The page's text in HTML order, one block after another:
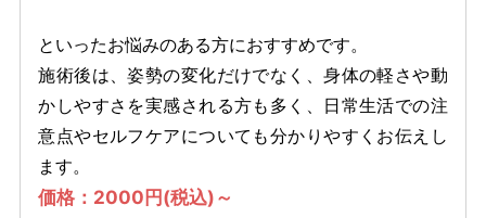
といったお悩みのある方におすすめです。
施術後は、姿勢の変化だけでなく、身体の軽さや動
かしやすさを実感される方も多く、日常生活での注
意点やセルフケアについても分かりやすくお伝えし
ます。
価格：2000円(税込)～